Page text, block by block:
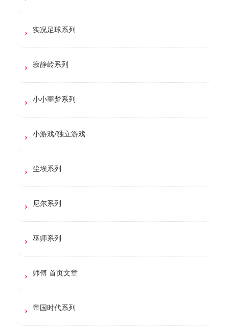
实况足球系列
寂静岭系列
小小噩梦系列
小游戏/独立游戏
尘埃系列
尼尔系列
巫师系列
师傅 首页文章
帝国时代系列